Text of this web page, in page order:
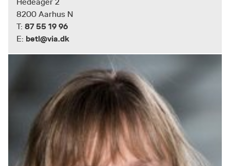
Hedeager 2
8200 Aarhus N
T: 87 55 19 96
E: betl@via.dk